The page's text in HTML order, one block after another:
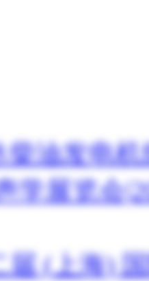
柴油发电机
学展览会
届 (上海)